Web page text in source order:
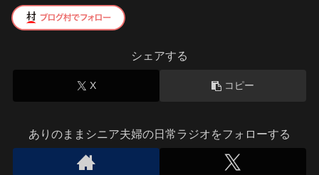
シェアする
X コピー
ありのままシニア夫婦の日常ラジオをフォローする